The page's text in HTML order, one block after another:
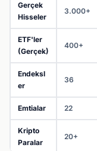
Gerçek
Hisseler
3.000+
ETF'ler
(Gerçek)
400+
Endeksl
er
36
Emtialar 22
Kripto
Paralar
20+